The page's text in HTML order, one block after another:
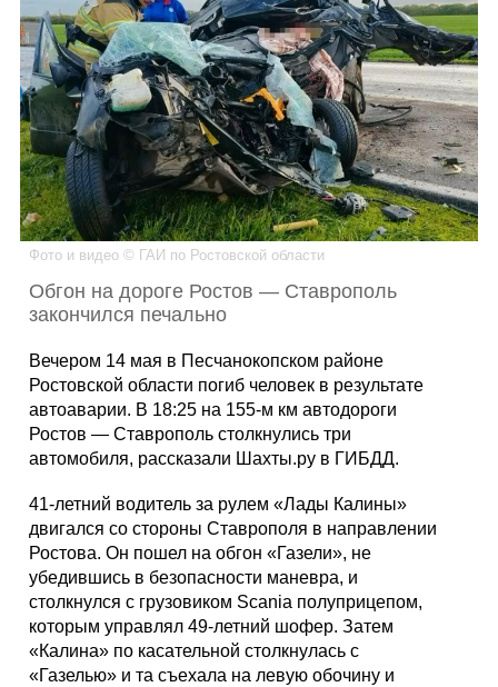
Каталог
Инфо
Гороскоп
Фотогалерея
Фото и видео © ГАИ по Ростовской области
Обгон на дороге Ростов — Ставрополь
закончился печально
Вечером 14 мая в Песчанокопском районе
Ростовской области погиб человек в результате
автоаварии. В 18:25 на 155-м км автодороги
Ростов — Ставрополь столкнулись три
автомобиля, рассказали Шахты.ру в ГИБДД.
41-летний водитель за рулем «Лады Калины»
двигался со стороны Ставрополя в направлении
Ростова. Он пошел на обгон «Газели», не
убедившись в безопасности маневра, и
столкнулся с грузовиком Scania полуприцепом,
которым управлял 49-летний шофер. Затем
«Калина» по касательной столкнулась с
«Газелью» и та съехала на левую обочину и